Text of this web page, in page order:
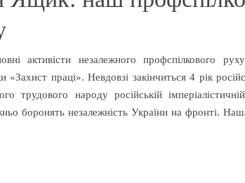
активісти незалежного профспілкового
«Захист праці». Невдовзі закінчиться 4 рік
трудового народу російській
боронять незалежність України на фронті.